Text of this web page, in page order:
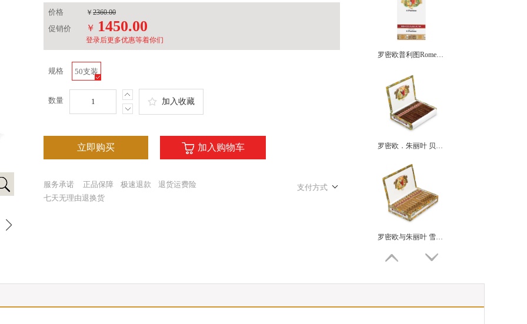
价格 ￥ 2360.00
促销价 ￥ 1450.00
登录后更多优惠等着你们
规格 50支装
数量 加入收藏
立即购买 加入购物车
服务承诺 正品保障 极速退款
退货运费险
七天无理由退换货
支付方式
罗密欧普利图Romeo and Juliet
罗密欧与朱丽叶 雪松小皇冠 ROMEO Y JULIETA CORONITAS EN CEDRO